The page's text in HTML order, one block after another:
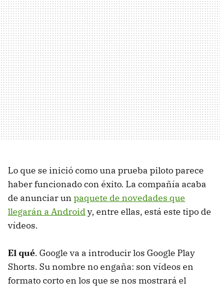
Lo que se inició como una prueba piloto parece
haber funcionado con éxito. La compañía acaba
de anunciar un paquete de novedades que
llegarán a Androidy, entre ellas, está este tipo de
vídeos.
El qué. Google va a introducir los Google Play
Shorts. Su nombre no engaña: son vídeos en
formato corto en los que se nos mostrará el